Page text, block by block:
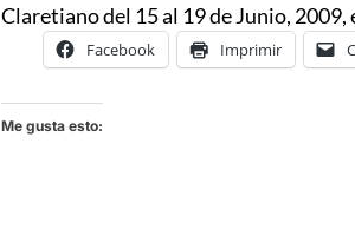
Claretiano del 15 al 19 de Junio, 2009,
Facebook Imprimir
Me gusta esto: